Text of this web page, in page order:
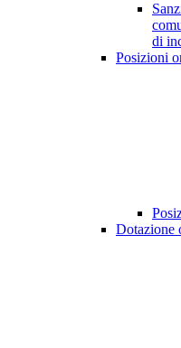
di
Posizioni
Dotazione